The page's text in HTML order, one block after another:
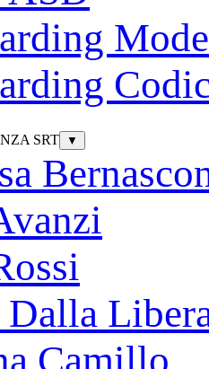
SRT ▼
Dalla